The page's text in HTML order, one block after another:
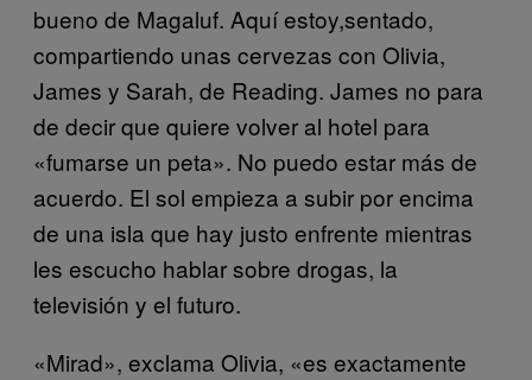
bueno de Magaluf. Aquí estoy,sentado,
compartiendo unas cervezas con Olivia,
James y Sarah, de Reading. James no para
de decir que quiere volver al hotel para
«fumarse un peta». No puedo estar más de
acuerdo. El sol empieza a subir por encima
de una isla que hay justo enfrente mientras
les escucho hablar sobre drogas, la
televisión y el futuro.
«Mirad», exclama Olivia, «es exactamente